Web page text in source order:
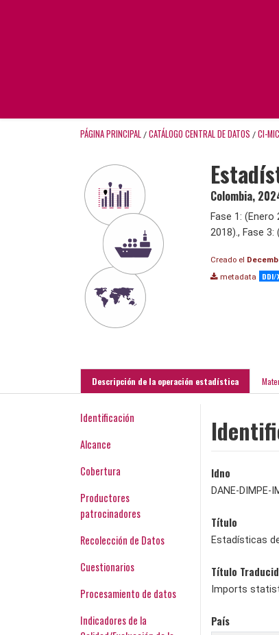
PÁGINA PRINCIPAL / CATÁLOGO CENTRAL DE DATOS / CI-
Colombia,
Fase 1:
2018)., Fase
Creado el
metadata DDI/
Descripción de la operación estadística
Identificación
Alcance
Cobertura
Productores
patrocinadores
Recolección de Datos
Cuestionarios
Procesamiento de datos
Indicadores de la
Idno
DANE-DIMPE-
Título
Estadísticas
Título
Imports
País